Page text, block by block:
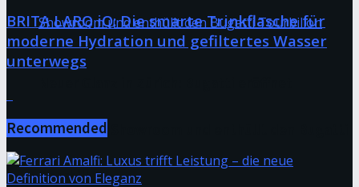
exklusiven Showroom und enthüllt den Bugatti
Tourbillon
BRITA LARQ iQ: Die smarte Trinkflasche für
moderne Hydration und gefiltertes Wasser
unterwegs
Recommended